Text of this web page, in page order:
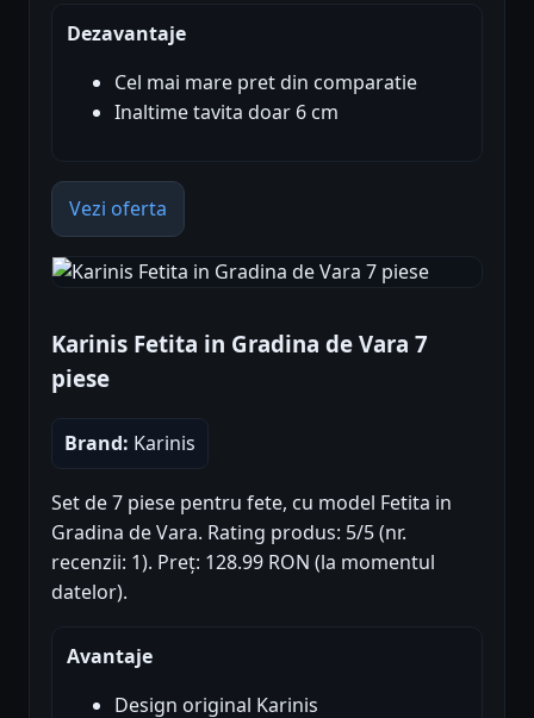
Dezavantaje
Cel mai mare pret din comparatie
Inaltime tavita doar 6 cm
Vezi oferta
Karinis Fetita in Gradina de Vara 7
piese
Brand: Karinis
Set de 7 piese pentru fete, cu model Fetita in
Gradina de Vara. Rating produs: 5/5 (nr.
recenzii: 1). Preț: 128.99 RON (la momentul
datelor).
Avantaje
Design original Karinis